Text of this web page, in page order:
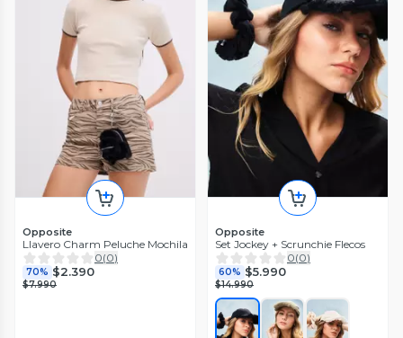
Opposite
Llavero Charm Peluche Mochila
0(0)
70% $2.390
$7.990
Opposite
Set Jockey + Scrunchie Flecos
0(0)
60% $5.990
$14.990